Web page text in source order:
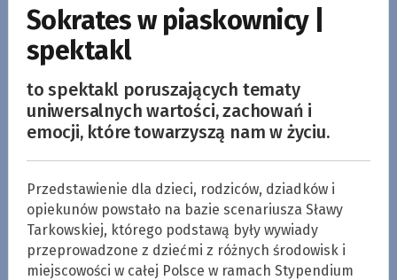
Sokrates w piaskownicy |
spektakl
to spektakl poruszających tematy
uniwersalnych wartości, zachowań i
emocji, które towarzyszą nam w życiu.
Przedstawienie dla dzieci, rodziców, dziadków i
opiekunów powstało na bazie scenariusza Sławy
Tarkowskiej, którego podstawą były wywiady
przeprowadzone z dziećmi z różnych środowisk i
miejscowości w całej Polsce w ramach Stypendium